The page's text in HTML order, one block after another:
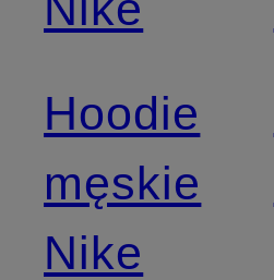
Hoodie
męskie
Nike